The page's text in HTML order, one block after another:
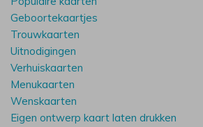
Geboortekaartjes
Trouwkaarten
Uitnodigingen
Verhuiskaarten
Menukaarten
Wenskaarten
Eigen ontwerp kaart laten drukken